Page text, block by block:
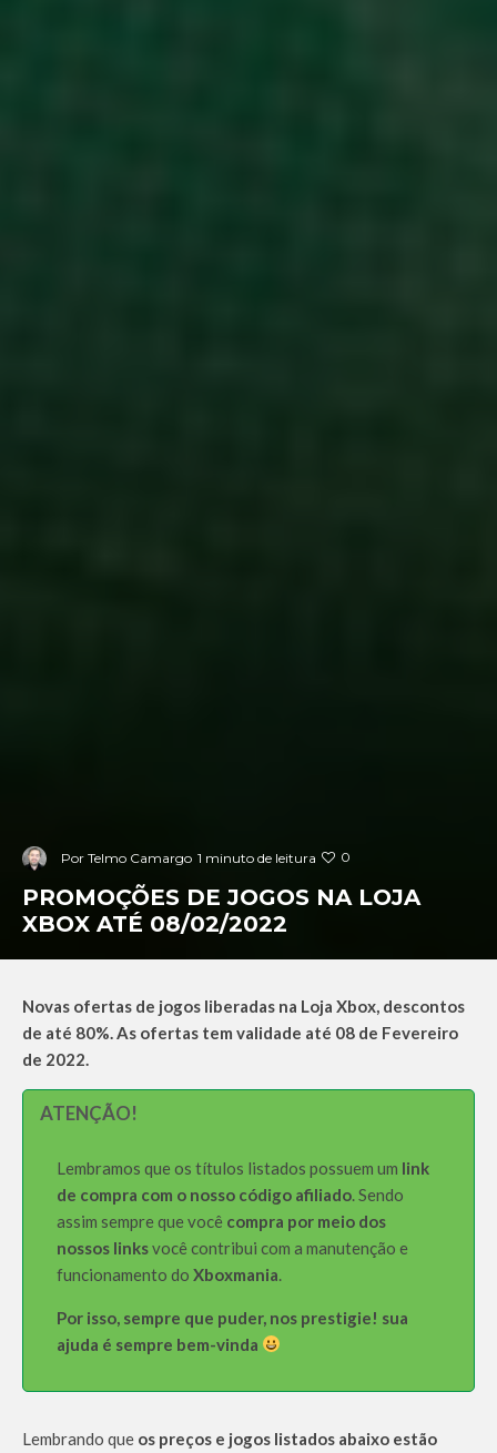
Por Telmo Camargo 1 minuto de leitura 0
PROMOÇÕES DE JOGOS NA LOJA
XBOX ATÉ 08/02/2022
Novas ofertas de jogos liberadas na Loja Xbox, descontos
de até 80%. As ofertas tem validade até 08 de Fevereiro
de 2022.
ATENÇÃO!
Lembramos que os títulos listados possuem um link
de compra com o nosso código afiliado. Sendo
assim sempre que você compra por meio dos
nossos linksvocê contribui com a manutenção e
funcionamento do Xboxmania.
Por isso, sempre que puder, nos prestigie! sua
ajuda é sempre bem-vinda
Lembrando que os preços e jogos listados abaixo estão